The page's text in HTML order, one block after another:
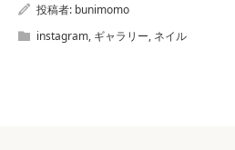
投稿者: bunimomo
instagram, ギャラリー, ネイル